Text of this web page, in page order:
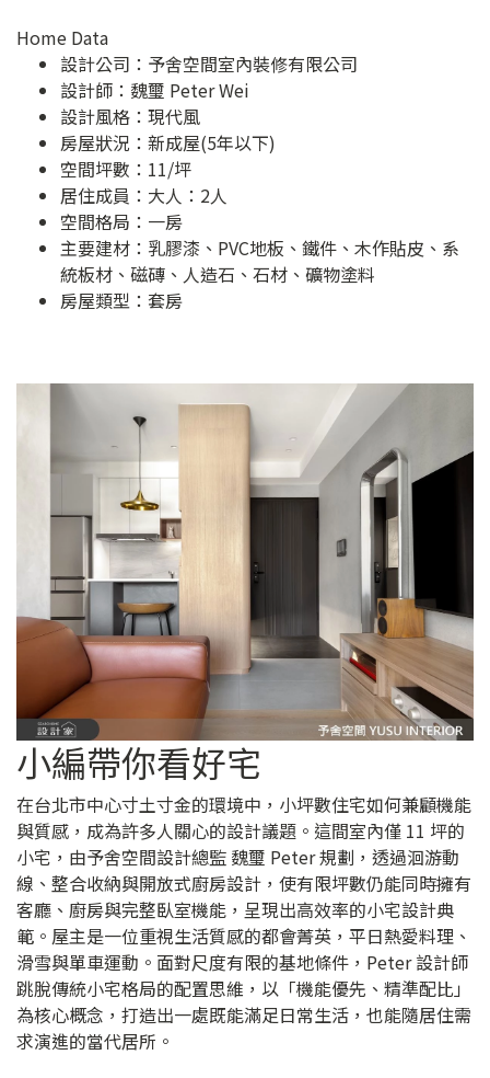
Home Data
設計公司： 予舍空間室內裝修有限公司
設計師：魏璽 Peter Wei
設計風格：現代風
房屋狀況：新成屋(5年以下)
空間坪數：11/坪
居住成員：大人：2人
空間格局：一房
主要建材：乳膠漆、PVC地板、鐵件、木作貼皮、系
統板材、磁磚、人造石、石材、礦物塗料
房屋類型：套房
小編帶你看好宅
在台北市中心寸土寸金的環境中，小坪數住宅如何兼顧機能
與質感，成為許多人關心的設計議題。這間室內僅 11 坪的
小宅，由予舍空間設計總監 魏璽 Peter 規劃，透過洄游動
線、整合收納與開放式廚房設計，使有限坪數仍能同時擁有
客廳、廚房與完整臥室機能，呈現出高效率的小宅設計典
範。屋主是一位重視生活質感的都會菁英，平日熱愛料理、
滑雪與單車運動。面對尺度有限的基地條件，Peter 設計師
跳脫傳統小宅格局的配置思維，以「機能優先、精準配比」
為核心概念，打造出一處既能滿足日常生活，也能隨居住需
求演進的當代居所。